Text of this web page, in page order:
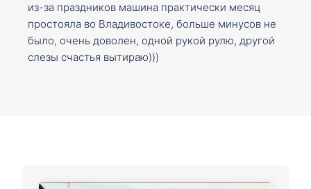
из-за праздников машина практически месяц
простояла во Владивостоке, больше минусов не
было, очень доволен, одной рукой рулю, другой
слезы счастья вытираю)))